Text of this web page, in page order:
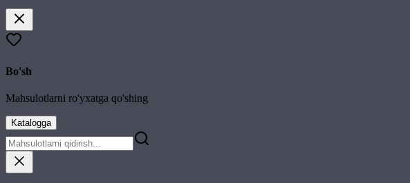
Bo'sh
Mahsulotlarni ro'yxatga qo'shing
Katalogga